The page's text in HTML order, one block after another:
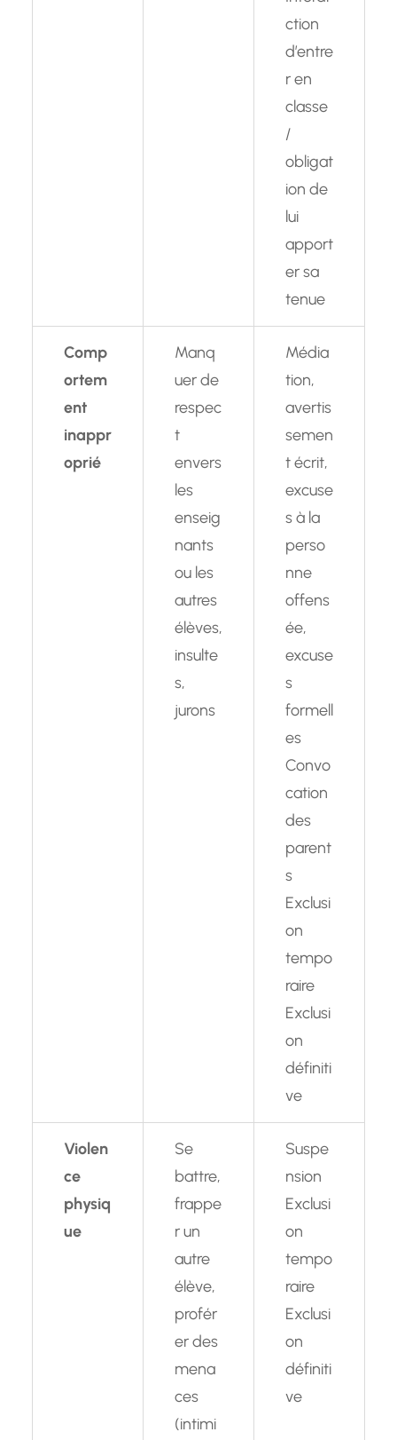
ction
d’entre
r en
classe
/
obligat
ion de
lui
apport
er sa
tenue
Comp
ortem
ent
inappr
oprié
Manq
uer de
respec
t
envers
les
enseig
nants
ou les
autres
élèves,
insulte
s,
jurons
Média
tion,
avertis
semen
t écrit,
excuse
s à la
perso
nne
offens
ée,
excuse
s
formell
es
Convo
cation
des
parent
s
Exclusi
on
tempo
raire
Exclusi
on
définiti
ve
Violen
ce
physiq
ue
Se
battre,
frappe
r un
autre
élève,
profér
er des
mena
ces
(intimi
Suspe
nsion
Exclusi
on
tempo
raire
Exclusi
on
définiti
ve